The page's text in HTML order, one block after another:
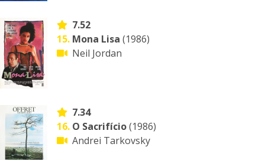
7.52
15. Mona Lisa (1986)
Neil Jordan
7.34
16. O Sacrifício(1986)
Andrei Tarkovsky